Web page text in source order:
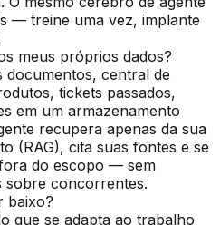
— treine uma vez, implante
meus próprios dados?
documentos, central de
tickets passados,
em um armazenamento
recupera apenas da sua
(RAG), cita suas fontes e se
do escopo — sem
sobre concorrentes.
baixo?
que se adapta ao trabalho